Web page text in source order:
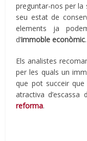
preguntar-nos per la
seu estat de
elements ja
d’immoble econòmic.
Els analistes
per les quals un
que pot succeir
atractiva
reforma.